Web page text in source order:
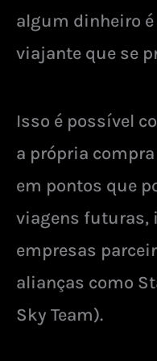
algum dinheiro
viajante que se
Isso é possível
a própria
em pontos que
viagens futuras,
empresas
alianças como
Sky Team).